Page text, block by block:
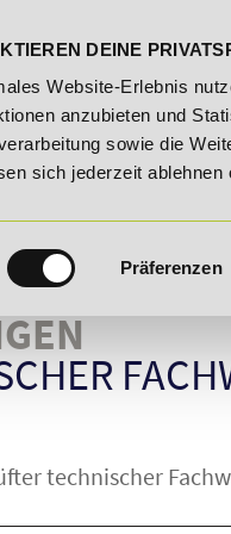
DEINE
Website-Erlebnis
anzubieten und
sowie die
sich jederzeit ablehnen
Präferenzen
20% Rabatt
technischer